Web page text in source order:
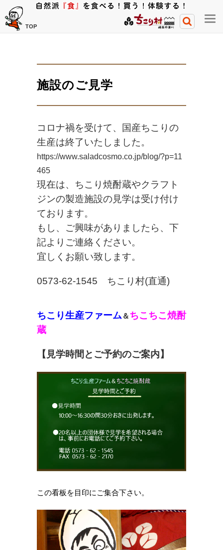
TOP
メ
ニ
施設のご見学
コロナ禍を受けて、国産ちこりの
生産は終了いたしました。
https://www.saladcosmo.co.jp/blog/?p=11
465
現在は、ちこり焼酎蔵やクラフト
ジンの製造施設の見学は受け付け
ております。
もし、ご興味がありましたら、下
記よりご連絡ください。
宜しくお願い致します。
0573-62-1545 ちこり村(直通)
ちこり生産ファーム ＆ちこちこ焼酎
蔵
【見学時間とご予約のご案内】
この看板を目印にご集合下さい。